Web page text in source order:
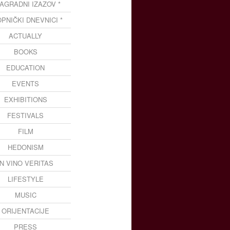
IZAZOV *
DNEVNICI *
ACTUALLY
BOOKS
EDUCATION
EVENTS
EXHIBITIONS
FESTIVALS
FILM
HEDONISM
VINO VERITAS
LIFESTYLE
MUSIC
ORIJENTACIJE
PRESS